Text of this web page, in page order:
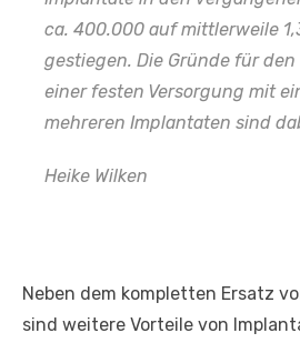
ca. 400.000 auf mittlerweile
gestiegen. Die Gründe für
einer festen Versorgung mit
mehreren Implantaten sind
Heike Wilken
Neben dem kompletten Ersatz
sind weitere Vorteile von